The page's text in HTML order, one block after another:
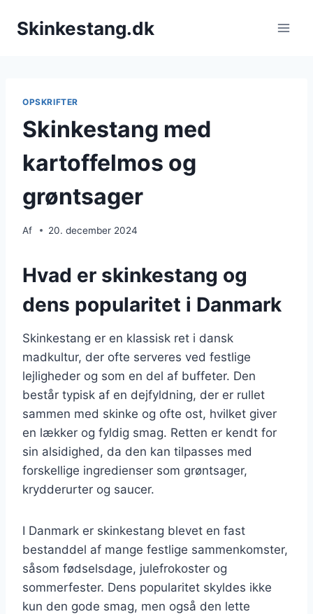
Skinkestang.dk
OPSKRIFTER
Skinkestang med
kartoffelmos og
grøntsager
Af 20. december 2024
Hvad er skinkestang og
dens popularitet i Danmark
Skinkestang er en klassisk ret i dansk
madkultur, der ofte serveres ved festlige
lejligheder og som en del af buffeter. Den
består typisk af en dejfyldning, der er rullet
sammen med skinke og ofte ost, hvilket giver
en lækker og fyldig smag. Retten er kendt for
sin alsidighed, da den kan tilpasses med
forskellige ingredienser som grøntsager,
krydderurter og saucer.
I Danmark er skinkestang blevet en fast
bestanddel af mange festlige sammenkomster,
såsom fødselsdage, julefrokoster og
sommerfester. Dens popularitet skyldes ikke
kun den gode smag, men også den lette